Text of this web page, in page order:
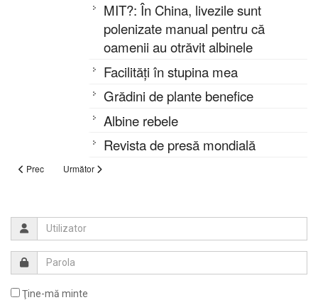
MIT?: În China, livezile sunt
polenizate manual pentru că
oamenii au otrăvit albinele
Facilități în stupina mea
Grădini de plante benefice
Albine rebele
Revista de presă mondială
Prec Următor
Ţine-mă minte